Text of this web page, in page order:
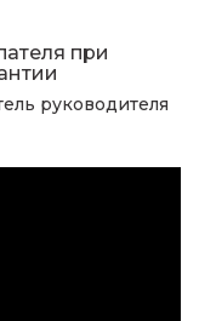
при
руководителя